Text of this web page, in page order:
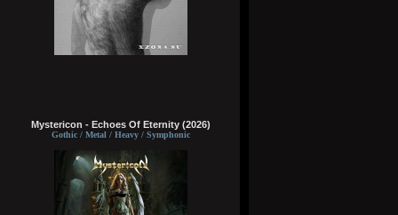
Mystericon - Echoes Of Eternity (2026)
Gothic / Metal / Heavy / Symphonic